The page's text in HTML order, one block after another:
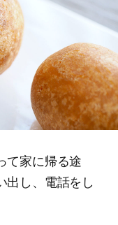
て家に帰る途
出し、電話をし